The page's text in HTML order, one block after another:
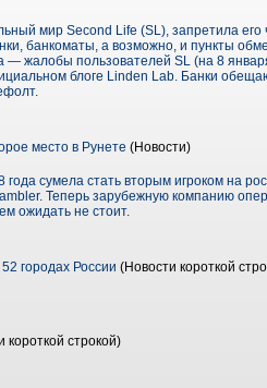
мир Second Life (SL), запретила
банкоматы, а возможно, и пункты
— жалобы пользователей SL (на 8
блоге Linden Lab. Банки
место в Рунете (Новости)
сумела стать вторым игроком на
Теперь зарубежную компанию
ожидать не стоит.
городах России (Новости короткой
короткой строкой)